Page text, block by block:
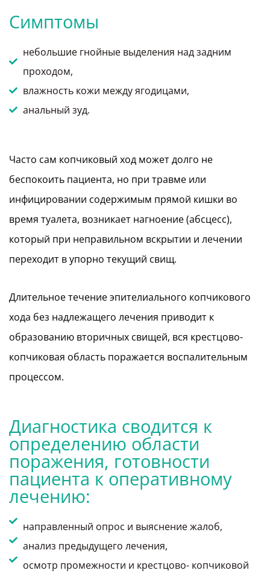
Симптомы
небольшие гнойные выделения над задним
проходом,
влажность кожи между ягодицами,
анальный зуд.
Часто сам копчиковый ход может долго не
беспокоить пациента, но при травме или
инфицировании содержимым прямой кишки во
время туалета, возникает нагноение (абсцесс),
который при неправильном вскрытии и лечении
переходит в упорно текущий свищ.
Длительное течение эпителиального копчикового
хода без надлежащего лечения приводит к
образованию вторичных свищей, вся крестцово-
копчиковая область поражается воспалительным
процессом.
Диагностика сводится к
определению области
поражения, готовности
пациента к оперативному
лечению:
направленный опрос и выяснение жалоб,
анализ предыдущего лечения,
осмотр промежности и крестцово- копчиковой